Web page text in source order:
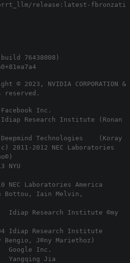
fbronzati
76438008)
© 2023, NVIDIA CORPORATION &
reserved.
Inc.
Idiap Research Institute (Ronan
Technologies (Koray
2011-2012 NEC Laboratories
2013 NYU
NEC Laboratories America
Bottou, Iain Melvin,
Research Institute ©my
Idiap Research Institute
Bengio, J©ny Mariethoz)
Inc.
Jia